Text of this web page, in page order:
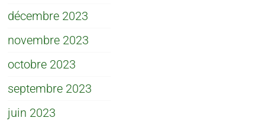
décembre 2023
novembre 2023
octobre 2023
septembre 2023
juin 2023